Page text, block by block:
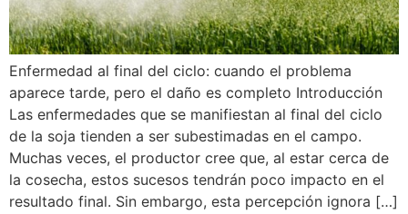
Enfermedad al final del ciclo: cuando el problema
aparece tarde, pero el daño es completo Introducción
Las enfermedades que se manifiestan al final del ciclo
de la soja tienden a ser subestimadas en el campo.
Muchas veces, el productor cree que, al estar cerca de
la cosecha, estos sucesos tendrán poco impacto en el
resultado final. Sin embargo, esta percepción ignora […]